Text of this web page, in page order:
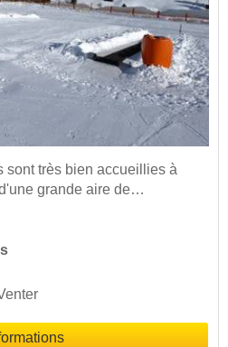
sont très bien accueillies à
grande aire de…